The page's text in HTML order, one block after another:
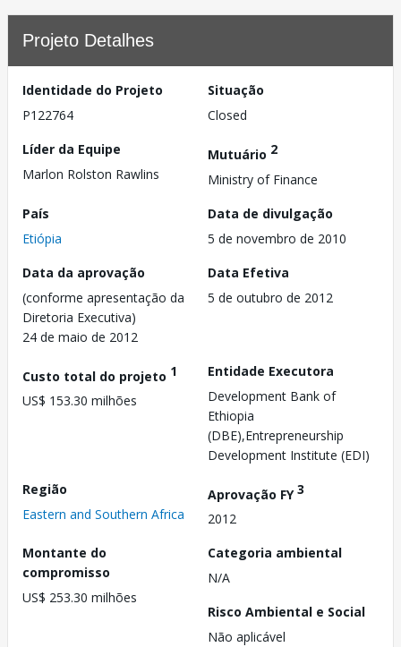
Projeto Detalhes
Identidade do Projeto
P122764
Situação
Closed
Líder da Equipe
Marlon Rolston Rawlins
Mutuário 2
Ministry of Finance
País
Etiópia
Data de divulgação
5 de novembro de 2010
Data da aprovação
(conforme apresentação da
Diretoria Executiva)
24 de maio de 2012
Data Efetiva
5 de outubro de 2012
Custo total do projeto 1
US$ 153.30 milhões
Entidade Executora
Development Bank of
Ethiopia
(DBE),Entrepreneurship
Development Institute (EDI)
Região
Eastern and Southern Africa
Aprovação FY3
2012
Montante do
compromisso
US$ 253.30 milhões
Categoria ambiental
N/A
Risco Ambiental e Social
Não aplicável